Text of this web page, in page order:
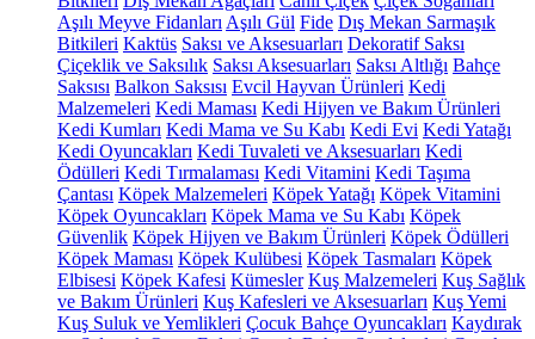
Aşılı Meyve Fidanları Aşılı Gül Fide Dış Mekan Sarmaşık
Bitkileri Kaktüs Saksı ve Aksesuarları Dekoratif Saksı
Çiçeklik ve Saksılık Saksı Aksesuarları Saksı Altlığı Bahçe
Saksısı Balkon Saksısı Evcil Hayvan Ürünleri Kedi
Malzemeleri Kedi Maması Kedi Hijyen ve Bakım Ürünleri
Kedi Kumları Kedi Mama ve Su Kabı Kedi Evi Kedi Yatağı
Kedi Oyuncakları Kedi Tuvaleti ve Aksesuarları Kedi
Ödülleri Kedi Tırmalaması Kedi Vitamini Kedi Taşıma
Çantası Köpek Malzemeleri Köpek Yatağı Köpek Vitamini
Köpek Oyuncakları Köpek Mama ve Su Kabı Köpek
Güvenlik Köpek Hijyen ve Bakım Ürünleri Köpek Ödülleri
Köpek Maması Köpek Kulübesi Köpek Tasmaları Köpek
Elbisesi Köpek Kafesi Kümesler Kuş Malzemeleri Kuş Sağlık
ve Bakım Ürünleri Kuş Kafesleri ve Aksesuarları Kuş Yemi
Kuş Suluk ve Yemlikleri Çocuk Bahçe Oyuncakları Kaydırak